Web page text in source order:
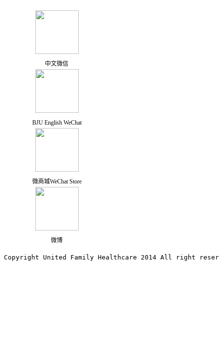
中文微信
BJU English WeChat
微商城WeChat Store
微博
Copyright United Family Healthcare 2014 All right